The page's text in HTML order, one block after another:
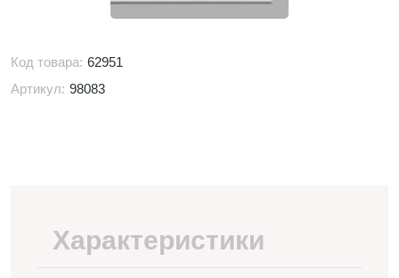
Код товара: 62951
Артикул: 98083
Характеристики